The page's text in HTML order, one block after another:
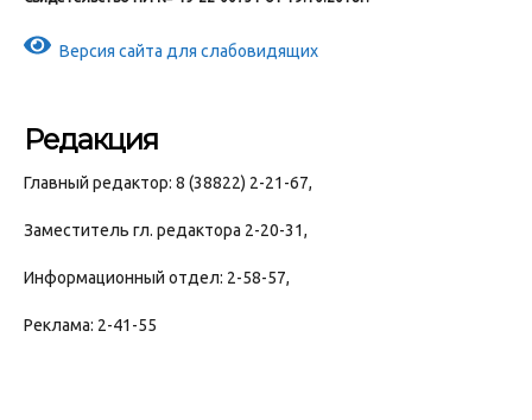
Версия сайта для слабовидящих
Редакция
Главный редактор: 8 (38822) 2-21-67,
Заместитель гл. редактора 2-20-31,
Информационный отдел: 2-58-57,
Реклама: 2-41-55